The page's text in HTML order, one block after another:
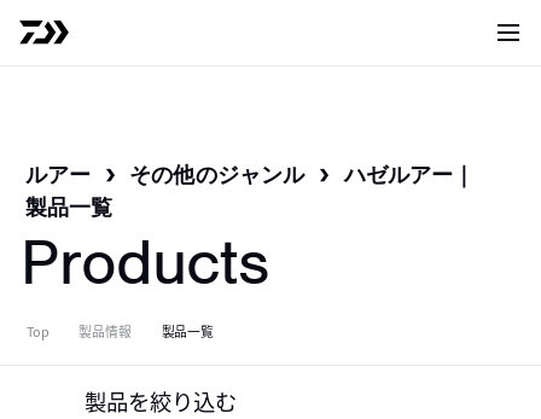
サイ
ルアー その他のジャンル ハゼルアー｜
製品一覧
Products
Top 製品情報 製品一覧
製品を絞り込む